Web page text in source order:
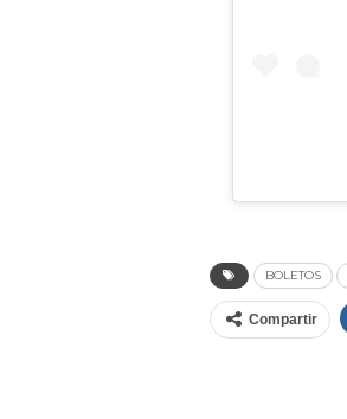
BOLETOS
Compartir